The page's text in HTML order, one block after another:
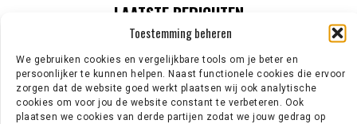
Toestemming beheren
We gebruiken cookies en vergelijkbare tools om je beter en
persoonlijker te kunnen helpen. Naast functionele cookies die ervoor
zorgen dat de website goed werkt plaatsen wij ook analytische
cookies om voor jou de website constant te verbeteren. Ook
plaatsen we cookies van derde partijen zodat we jouw gedrag op
LAATSTE BERICHTEN
‘NOTTINGHAM FOREST AAST OP TIJJANI
REIJNDERS’